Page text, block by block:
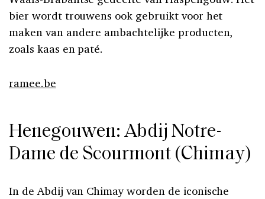
bier wordt trouwens ook gebruikt voor het
maken van andere ambachtelijke producten,
zoals kaas en paté.
ramee.be
Henegouwen: Abdij Notre-
Dame de Scourmont (Chimay)
In de Abdij van Chimay worden de iconische